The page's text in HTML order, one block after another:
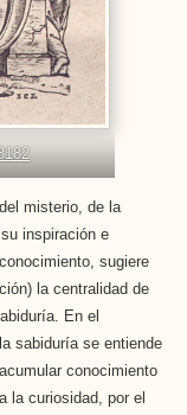
misterio, de la
inspiración e
sugiere
la centralidad de
En el
sabiduría se entiende
conocimiento
la curiosidad, por el